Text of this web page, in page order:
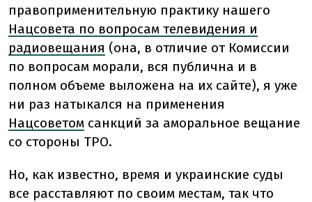
правоприменительную практику нашего
Нацсовета по вопросам телевидения и
радиовещания (она, в отличие от Комиссии
по вопросам морали, вся публична и в
полном объеме выложена на их сайте), я уже
ни раз натыкался на применения
Нацсоветом санкций за аморальное вещание
со стороны ТРО.
Но, как известно, время и украинские суды
все расставляют по своим местам, так что